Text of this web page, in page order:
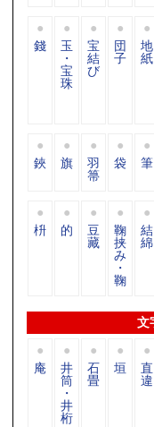
錢 玉
・
宝
珠
宝
結
び
団
子
地
紙
鋏 旗 羽
箒
袋 筆
枡 的 豆
藏
鞠
挟
み
・
鞠
結
綿
文
庵 井
筒
・
井
桁
石
畳
垣 直
違